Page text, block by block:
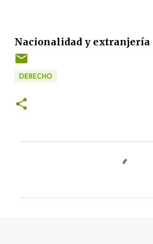
Nacionalidad y extranjería
DERECHO